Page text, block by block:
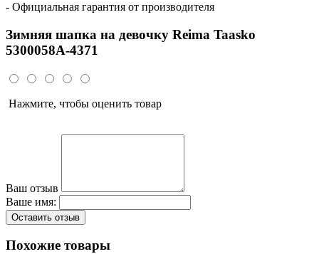
- Официальная гарантия от производителя
Зимняя шапка на девочку Reima Taasko
5300058A-4371
Нажмите, чтобы оценить товар
Ваш отзыв
Ваше имя:
Оставить отзыв
Похожие товары